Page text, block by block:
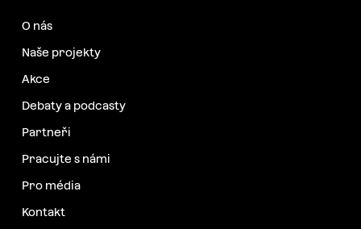
O nás
Naše projekty
Akce
Debaty a podcasty
Partneři
Pracujte s námi
Pro média
Kontakt